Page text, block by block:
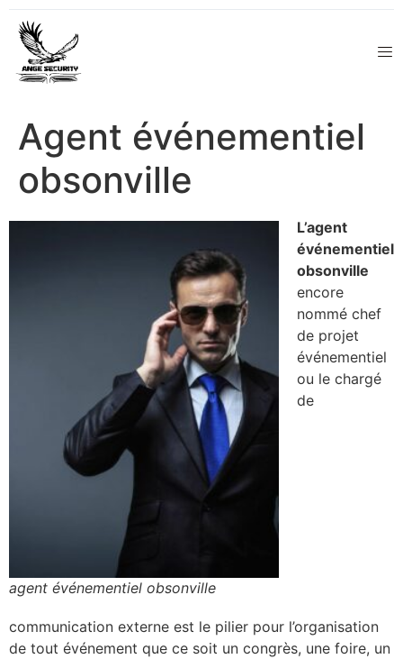
Agent événementiel
obsonville
agent événementiel obsonville
L’agent
événementiel
obsonville
encore
nommé chef
de projet
événementiel
ou le chargé
de
communication externe est le pilier pour l’organisation
de tout événement que ce soit un congrès, une foire, un